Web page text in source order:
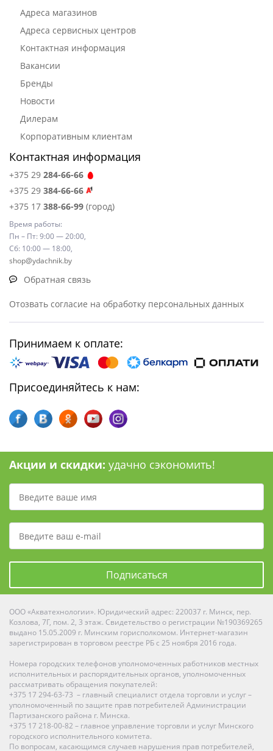
Адреса магазинов
Адреса сервисных центров
Контактная информация
Вакансии
Бренды
Новости
Дилерам
Корпоративным клиентам
Контактная информация
+375 29 284-66-66
+375 29 384-66-66
+375 17 388-66-99 (город)
Время работы:
Пн – Пт: 9:00 — 20:00,
Сб: 10:00 — 18:00,
shop@ydachnik.by
Обратная связь
Отозвать согласие на обработку персональных данных
Принимаем к оплате:
Присоединяйтесь к нам:
Акции и скидки: удачно сэкономить!
Подписаться
ООО «Акватехнологии». Юридический адрес: 220037 г. Минск, пер.
Козлова, 7Г, пом. 2, 3 этаж. Свидетельство о регистрации №190369265
выдано 15.05.2009 г. Минским горисполкомом. Интернет-магазин
зарегистрирован в торговом реестре РБ с 25 ноября 2016 года.
Номера городских телефонов уполномоченных работников местных
исполнительных и распорядительных органов, уполномоченных
рассматривать обращения покупателей:
+375 17 294-63-73 – главный специалист отдела торговли и услуг –
уполномоченный по защите прав потребителей Администрации
Партизанского района г. Минска.
+375 17 218-00-82 – главное управление торговли и услуг Минского
городского исполнительного комитета.
По вопросам, касающимся случаев нарушения прав потребителей,